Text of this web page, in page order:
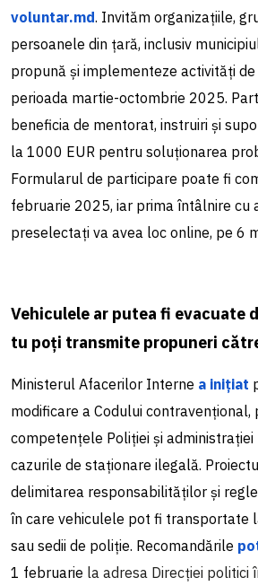
voluntar.md. Invităm organizațiile,
persoanele din țară, inclusiv
propună și implementeze activități
perioada martie-octombrie 2025.
beneficia de mentorat, instruiri și
la 1000 EUR pentru soluționarea
Formularul de participare poate fi
februarie 2025, iar prima întâlnire cu
preselectați va avea loc online, pe 6
Vehiculele ar putea fi evacuate
tu poți transmite propuneri
Ministerul Afacerilor Interne a inițiat
modificare a Codului contravențional,
competențele Poliției și
cazurile de staționare ilegală.
delimitarea responsabilităților și
în care vehiculele pot fi transportate
sau sedii de poliție. Recomandările
1 februarie la adresa Direcției politici